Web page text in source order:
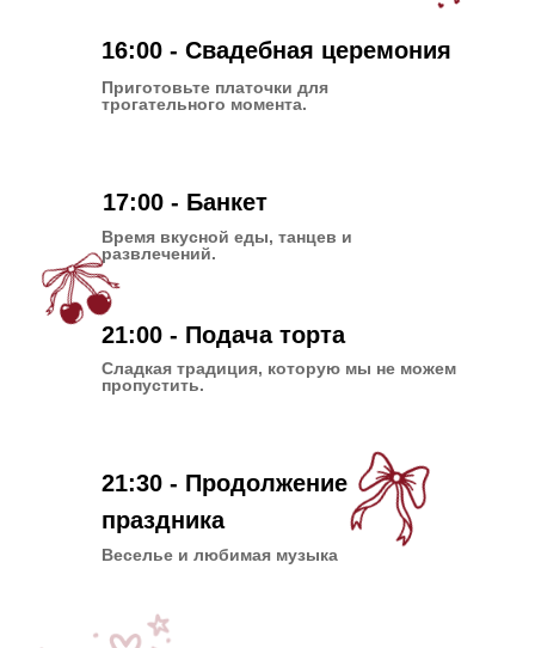
17:00 - Банкет
16:00 - Свадебная церемония
21:00 - Подача торта
21:30 - Продолжение
праздника
Приготовьте платочки для
трогательного момента.
Время вкусной еды, танцев и
развлечений.
Сладкая традиция, которую мы не можем
пропустить.
Веселье и любимая музыка